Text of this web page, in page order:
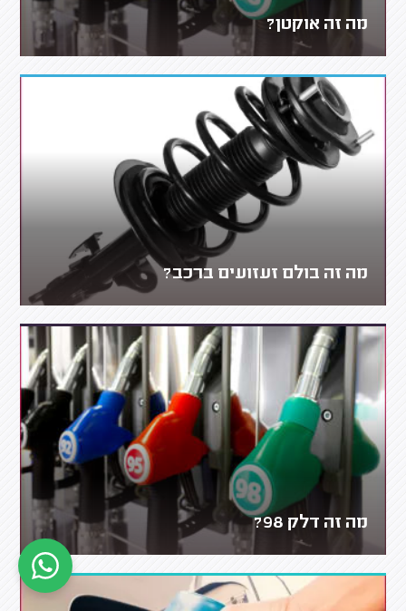
מה זה אוקטן?
מה זה בולם זעזועים ברכב?
מה זה דלק 98?